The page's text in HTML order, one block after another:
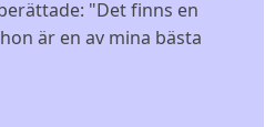
"Det finns en
är en av mina bästa